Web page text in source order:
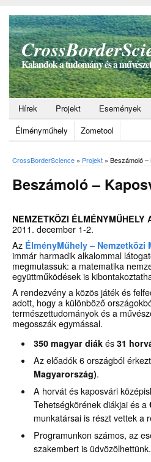
Kalandok a tudomány és a
Hírek Projekt Események
Élményműhely
Zometool
CrossBorderScience » Projekt » Beszámoló –
Beszámoló –
NEMZETKÖZI ÉLMÉNYMŰHELY
2011. december 1-2.
Az ÉlményMűhely –
immár harmadik alkalommal
megmutassuk: a matematika
együttműködések is
A rendezvény a közös játék és
adott, hogy a különböző
természettudományok és a
megosszák egymással.
350 magyar diák és 31
Az előadók 6 országból
Magyarország).
A horvát és kaposvári
Tehetségkörének diákjai és a
munkatársai is részt vettek a
Programunkon számos, az
szakembert is üdvözölhettünk.